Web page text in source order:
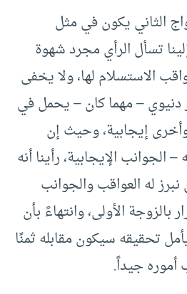
الثاني يكون في مثل
تسأل الرأي مجرد شهوة
الاستسلام لها، ولا يخفى
دنيوي – مهما كان – يحمل في
إيجابية، وحيث إن
الإيجابية، رأينا أنه
له العواقب والجوانب
بالزوجة الأولى، وانتهاءً بأن
تحقيقه سيكون مقابله ثمنًا
أموره جيداً.